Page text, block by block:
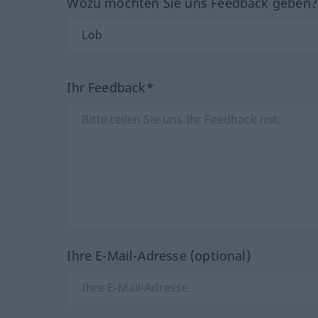
Ihr Feedback*
Ihre E-Mail-Adresse (optional)